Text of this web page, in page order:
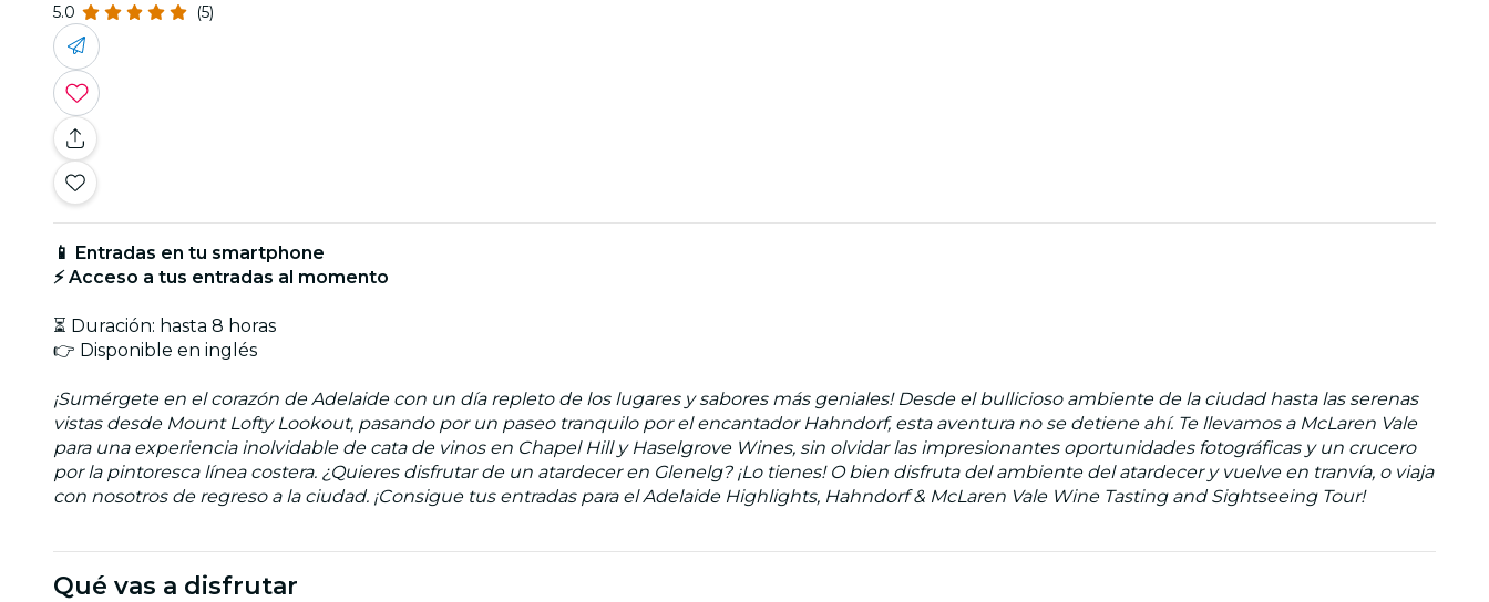
5.0 (5)
📱 Entradas en tu smartphone
⚡ Acceso a tus entradas al momento
⏳ Duración: hasta 8 horas
👉 Disponible en inglés
¡Sumérgete en el corazón de Adelaide con un día repleto de los lugares y sabores más geniales! Desde el bullicioso ambiente de la ciudad hasta las serenas
vistas desde Mount Lofty Lookout, pasando por un paseo tranquilo por el encantador Hahndorf, esta aventura no se detiene ahí. Te llevamos a McLaren Vale
para una experiencia inolvidable de cata de vinos en Chapel Hill y Haselgrove Wines, sin olvidar las impresionantes oportunidades fotográficas y un crucero
por la pintoresca línea costera. ¿Quieres disfrutar de un atardecer en Glenelg? ¡Lo tienes! O bien disfruta del ambiente del atardecer y vuelve en tranvía, o viaja
con nosotros de regreso a la ciudad. ¡Consigue tus entradas para el Adelaide Highlights, Hahndorf & McLaren Vale Wine Tasting and Sightseeing Tour!
Qué vas a disfrutar